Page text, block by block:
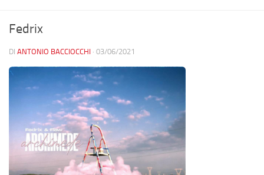
Fedrix
DI ANTONIO BACCIOCCHI · 03/06/2021